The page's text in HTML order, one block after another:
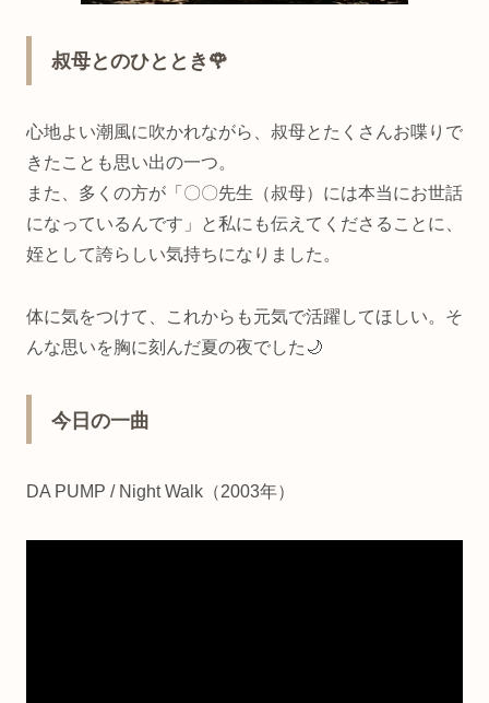
叔母とのひととき🌹
心地よい潮風に吹かれながら、叔母とたくさんお喋りで
きたことも思い出の一つ。
また、多くの方が「〇〇先生（叔母）には本当にお世話
になっているんです」と私にも伝えてくださることに、
姪として誇らしい気持ちになりました。
体に気をつけて、これからも元気で活躍してほしい。そ
んな思いを胸に刻んだ夏の夜でした🌙
今日の一曲
DA PUMP / Night Walk（2003年）